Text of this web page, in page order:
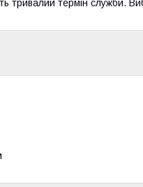
тривалий термін служби.